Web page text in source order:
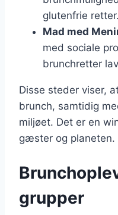
glutenfrie retter.
Mad med
med sociale
brunchretter
Disse steder viser,
brunch, samtidig
miljøet. Det er en
gæster og planeten.
grupper